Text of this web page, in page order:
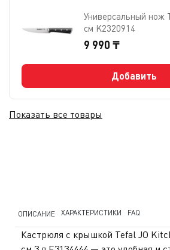
Универсальный нож
см K2320914
9 990 ₸
Добавить
Показать все товары
ОПИСАНИЕ ХАРАКТЕРИСТИКИ FAQ
Кастрюля с крышкой Tefal JO